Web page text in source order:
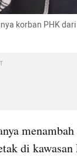
korban PHK
di